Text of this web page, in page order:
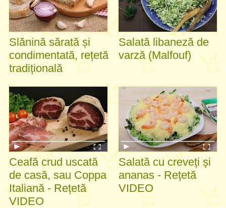
Slănină sărată și
condimentată, rețetă
tradițională
Salată libaneză de
varză (Malfouf)
Ceafă crud uscată
de casă, sau Coppa
Italiană - Rețetă
VIDEO
Salată cu creveți și
ananas - Rețetă
VIDEO